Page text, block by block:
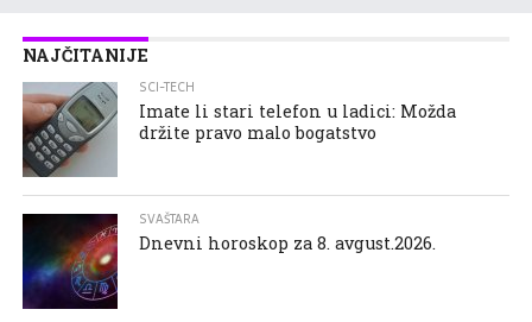
NAJČITANIJE
SCI-TECH
Imate li stari telefon u ladici: Možda
držite pravo malo bogatstvo
SVAŠTARA
Dnevni horoskop za 8. avgust.2026.